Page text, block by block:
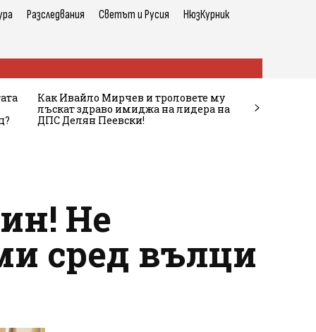
Разследвания Светът и Русия НюзКурник
Как Ивайло Мирчев и троловете му
лъскат здраво имиджа на лидера на
ДПС Делян Пеевски!
Не
сред вълци